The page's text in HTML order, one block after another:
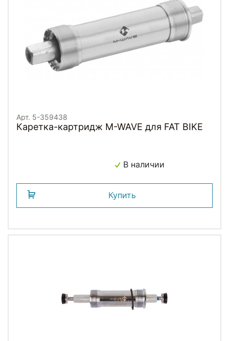
Арт. 5-359438
Каретка-картридж M-WAVE для FAT BIKE
В наличии
Купить